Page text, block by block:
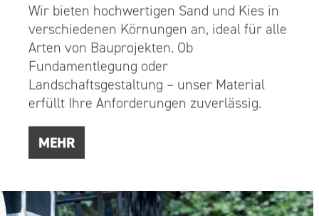
Wir bieten hochwertigen Sand und Kies in
verschiedenen Körnungen an, ideal für alle
Arten von Bauprojekten. Ob
Fundamentlegung oder
Landschaftsgestaltung – unser Material
erfüllt Ihre Anforderungen zuverlässig.
MEHR